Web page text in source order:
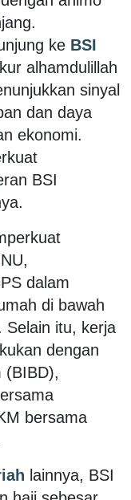
ke BSI
alhamdulillah
sinyal
dan daya
ekonomi.
BSI
dalam
di bawah
Selain itu, kerja
dengan
(BIBD),
bersama
lainnya, BSI